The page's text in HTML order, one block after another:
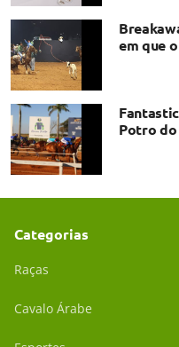
em que
Potro do
Categorias
Raças
Cavalo Árabe